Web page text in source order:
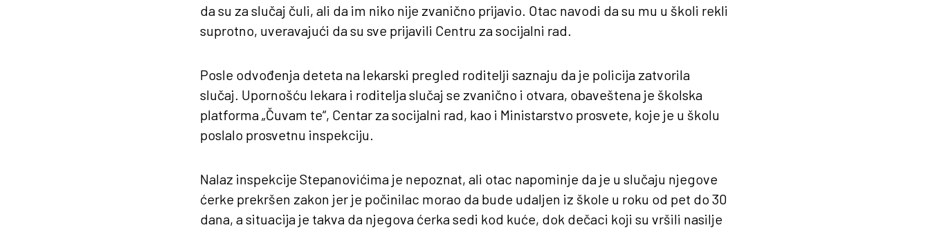
da su za slučaj čuli, ali da im niko nije zvanično prijavio. Otac navodi da su mu u školi rekli
suprotno, uveravajući da su sve prijavili Centru za socijalni rad.
Posle odvođenja deteta na lekarski pregled roditelji saznaju da je policija zatvorila
slučaj. Upornošću lekara i roditelja slučaj se zvanično i otvara, obaveštena je školska
platforma „Čuvam te“, Centar za socijalni rad, kao i Ministarstvo prosvete, koje je u školu
poslalo prosvetnu inspekciju.
Nalaz inspekcije Stepanovićima je nepoznat, ali otac napominje da je u slučaju njegove
ćerke prekršen zakon jer je počinilac morao da bude udaljen iz škole u roku od pet do 30
dana, a situacija je takva da njegova ćerka sedi kod kuće, dok dečaci koji su vršili nasilje